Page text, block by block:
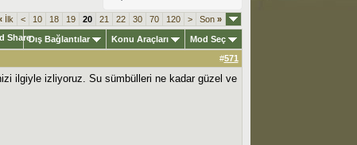
İlk < 10 18 19 20 21 22 30 70 120 > Son»
Dış Bağlantılar Konu Araçları
Mod Seç
#571
ilgiyle izliyoruz. Su sümbülleri ne kadar güzel ve